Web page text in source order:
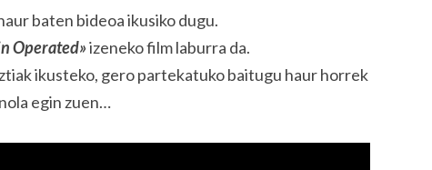
baten bideoa ikusiko dugu.
Operated»izeneko film laburra da.
ikusteko, gero partekatuko baitugu haur horrek
egin zuen…